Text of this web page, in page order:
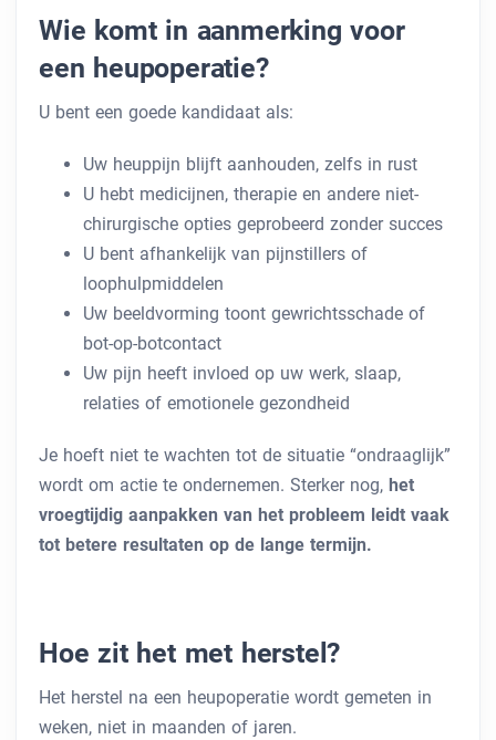
Wie komt in aanmerking voor
een heupoperatie?
U bent een goede kandidaat als:
Uw heuppijn blijft aanhouden, zelfs in rust
U hebt medicijnen, therapie en andere niet-
chirurgische opties geprobeerd zonder succes
U bent afhankelijk van pijnstillers of
loophulpmiddelen
Uw beeldvorming toont gewrichtsschade of
bot-op-botcontact
Uw pijn heeft invloed op uw werk, slaap,
relaties of emotionele gezondheid
Je hoeft niet te wachten tot de situatie “ondraaglijk”
wordt om actie te ondernemen. Sterker nog, het
vroegtijdig aanpakken van het probleem leidt vaak
tot betere resultaten op de lange termijn.
Hoe zit het met herstel?
Het herstel na een heupoperatie wordt gemeten in
weken, niet in maanden of jaren.